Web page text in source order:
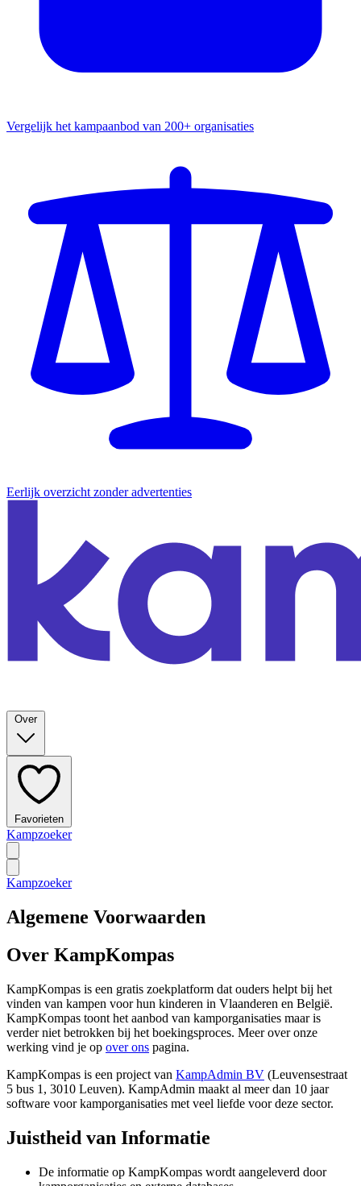
Vergelijk het kampaanbod van 200+ organisaties
Eerlijk overzicht zonder advertenties
Over
Favorieten
Kampzoeker
Kampzoeker
Algemene Voorwaarden
Over KampKompas
KampKompas is een gratis zoekplatform dat ouders helpt bij het
vinden van kampen voor hun kinderen in Vlaanderen en België.
KampKompas toont het aanbod van kamporganisaties maar is
verder niet betrokken bij het boekingsproces. Meer over onze
werking vind je op over ons pagina.
KampKompas is een project van KampAdmin BV (Leuvensestraat
5 bus 1, 3010 Leuven). KampAdmin maakt al meer dan 10 jaar
software voor kamporganisaties met veel liefde voor deze sector.
Juistheid van Informatie
De informatie op KampKompas wordt aangeleverd door